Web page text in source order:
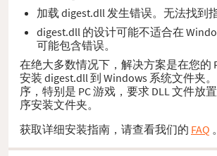
加载 digest.dll 发生错误。无法找到
digest.dll 的设计可能不适合在
可能包含错误。
在绝大多数情况下，解决方案是在您的
安装 digest.dll 到 Windows 系统文件夹
序，特别是 PC 游戏，要求 DLL 文件放
序安装文件夹。
获取详细安装指南，请查看我们的 FAQ 。